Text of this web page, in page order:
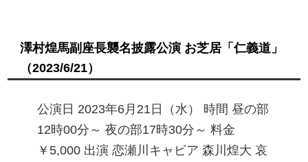
澤村煌馬副座長襲名披露公演 お芝居「仁義道」
（2023/6/21）
公演日 2023年6月21日（水） 時間 昼の部
12時00分～ 夜の部17時30分～ 料金
￥5,000 出演 恋瀬川キャビア 森川煌大 哀